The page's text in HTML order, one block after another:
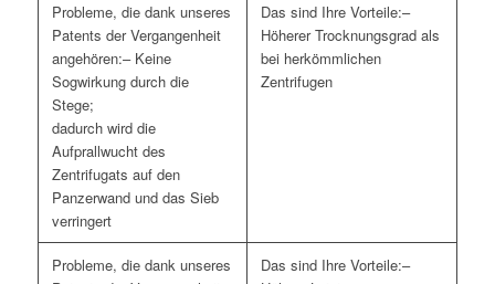
– Keine
Sogwirkung durch die
Stege;
dadurch wird die
Aufprallwucht des
Zentrifugats auf den
Panzerwand und das Sieb
verringert
–
Höherer Trocknungsgrad als
bei herkömmlichen
Zentrifugen
–